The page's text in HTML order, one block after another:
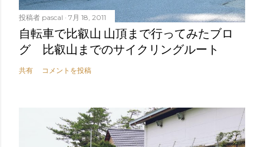
投稿者 pascal 7月 18, 2011
自転車で比叡山 山頂まで行ってみたブロ
グ 比叡山までのサイクリングルート
共有 コメントを投稿